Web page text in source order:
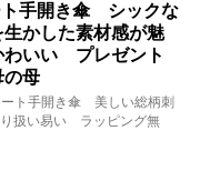
ト手開き傘 シックな
かした素材感が魅
いい プレゼント
母
ート手開き傘 美しい総柄刺
扱い易い ラッピング無